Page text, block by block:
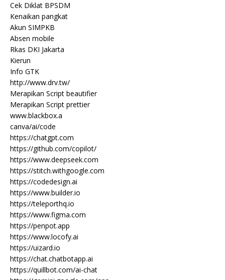
Cek Diklat BPSDM
Kenaikan pangkat
Akun SIMPKB
Absen mobile
Rkas DKI Jakarta
Kierun
Info GTK
http://www.drv.tw/
Merapikan Script beautifier
Merapikan Script prettier
www.blackbox.a
canva/ai/code
https://chatgpt.com
https://github.com/copilot/
https://www.deepseek.com
https://stitch.withgoogle.com
https://codedesign.ai
https://www.builder.io
https://teleporthq.io
https://www.figma.com
https://penpot.app
https://www.locofy.ai
https://uizard.io
https://chat.chatbotapp.ai
https://quillbot.com/ai-chat